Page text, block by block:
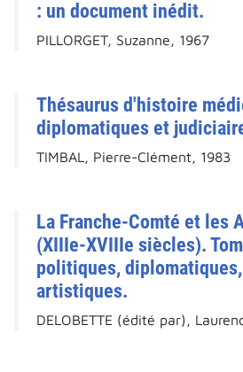
: un document inédit.
PILLORGET, Suzanne, 1967
Thésaurus d'histoire
diplomatiques et
TIMBAL, Pierre-Clément, 1983
La Franche-Comté et les
(XIIIe-XVIIIe siècles).
politiques,
artistiques.
DELOBETTE (édité par),